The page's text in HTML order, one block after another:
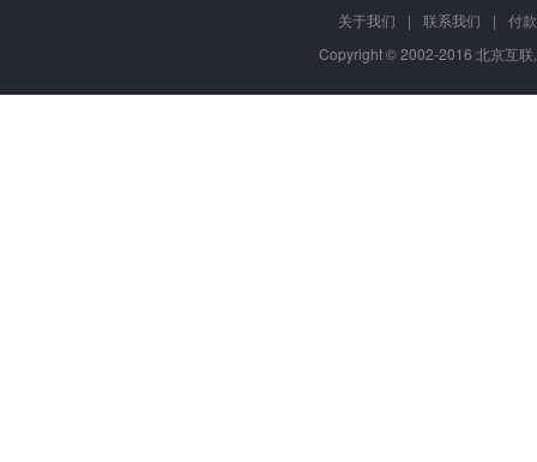
关于我们 | 联系我们 |
付
Copyright © 2002-2016 北京互